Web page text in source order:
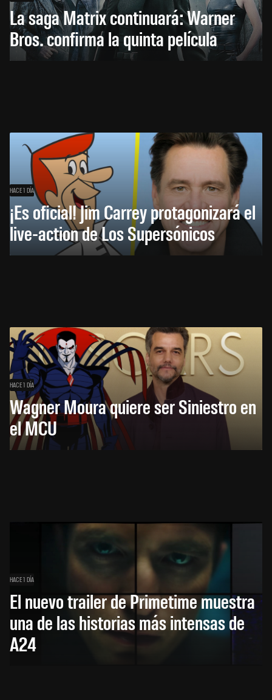
La saga Matrix continuará: Warner
Bros. confirma la quinta película
HACE 1 DÍA
¡Es oficial! Jim Carrey protagonizará el
live-action de Los Supersónicos
HACE 1 DÍA
Wagner Moura quiere ser Siniestro en
el MCU
HACE 1 DÍA
El nuevo trailer de Primetime muestra
una de las historias más intensas de
A24